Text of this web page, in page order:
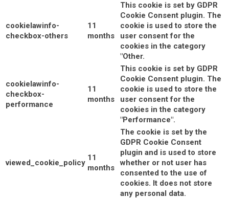
cookielawinfo-
checkbox-others
11
months
This cookie is set by GDPR
Cookie Consent plugin. The
cookie is used to store the
user consent for the
cookies in the category
"Other.
cookielawinfo-
checkbox-
performance
11
months
This cookie is set by GDPR
Cookie Consent plugin. The
cookie is used to store the
user consent for the
cookies in the category
"Performance".
viewed_cookie_policy
11
months
The cookie is set by the
GDPR Cookie Consent
plugin and is used to store
whether or not user has
consented to the use of
cookies. It does not store
any personal data.